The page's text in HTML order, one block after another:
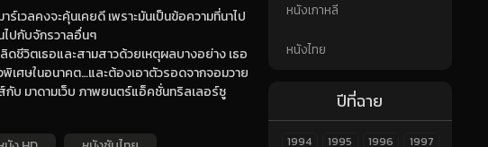
วลคงจะคุ้นเคยดี เพราะมันเป็นข้อความที่นาไป
ไปกับจักรวาลอื่นๆ
ชีวิตเธอและสามสาวด้วยเหตุผลบางอย่าง เธอ
ศษในอนาคต…และต้องเอาตัวรอดจากจอมวาย
บ มาดามเว็บ ภาพยนตร์แอ็คชั่นทริลเลอร์ซู
หนังเกาหลี
หนังไทย
ปีที่ฉาย
1994 1995 1996
1997